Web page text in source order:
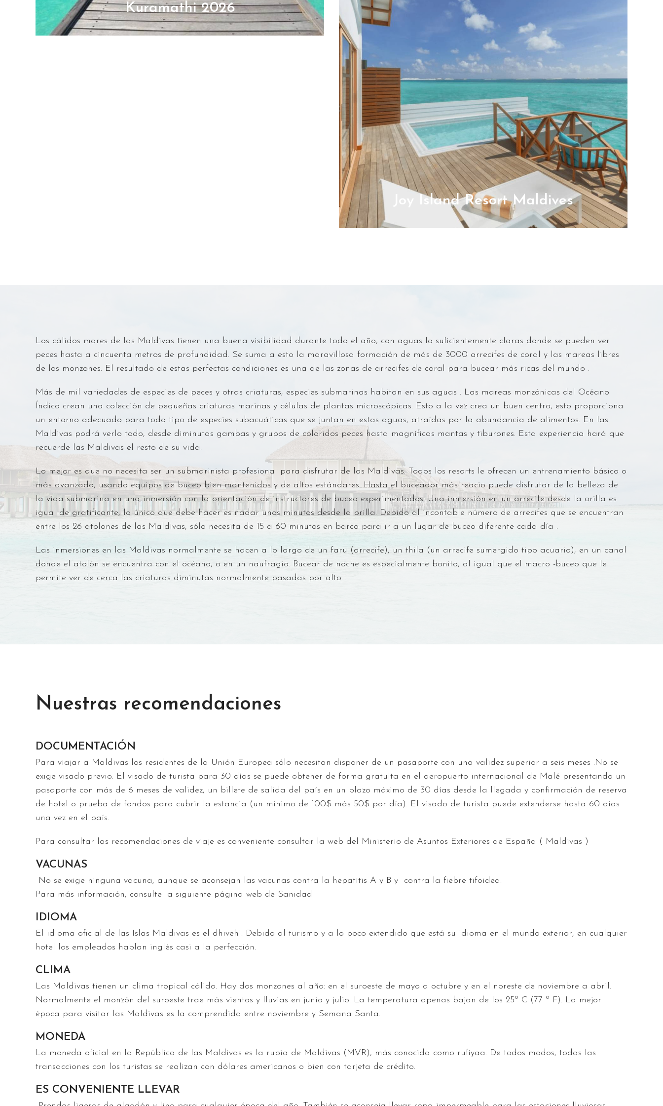
Kuramathi 2026
Joy Island Resort Maldives
Los cálidos mares de las Maldivas tienen una buena visibilidad durante todo el año, con aguas lo suficientemente claras donde se pueden ver
peces hasta a cincuenta metros de profundidad. Se suma a esto la maravillosa formación de más de 3000 arrecifes de coral y las mareas libres
de los monzones. El resultado de estas perfectas condiciones es una de las zonas de arrecifes de coral para bucear más ricas del mundo .
Más de mil variedades de especies de peces y otras criaturas, especies submarinas habitan en sus aguas . Las mareas monzónicas del Océano
Índico crean una colección de pequeñas criaturas marinas y células de plantas microscópicas. Esto a la vez crea un buen centro, esto proporciona
un entorno adecuado para todo tipo de especies subacuáticas que se juntan en estas aguas, atraídas por la abundancia de alimentos. En las
Maldivas podrá verlo todo, desde diminutas gambas y grupos de coloridos peces hasta magníficas mantas y tiburones. Esta experiencia hará que
recuerde las Maldivas el resto de su vida.
Lo mejor es que no necesita ser un submarinista profesional para disfrutar de las Maldivas. Todos los resorts le ofrecen un entrenamiento básico o
más avanzado, usando equipos de buceo bien mantenidos y de altos estándares. Hasta el buceador más reacio puede disfrutar de la belleza de
la vida submarina en una inmersión con la orientación de instructores de buceo experimentados. Una inmersión en un arrecife desde la orilla es
igual de gratificante, lo único que debe hacer es nadar unos minutos desde la orilla. Debido al incontable número de arrecifes que se encuentran
entre los 26 atolones de las Maldivas, sólo necesita de 15 a 60 minutos en barco para ir a un lugar de buceo diferente cada día .
Las inmersiones en las Maldivas normalmente se hacen a lo largo de un faru (arrecife), un thila (un arrecife sumergido tipo acuario), en un canal
donde el atolón se encuentra con el océano, o en un naufragio. Bucear de noche es especialmente bonito, al igual que el macro -buceo que le
permite ver de cerca las criaturas diminutas normalmente pasadas por alto.
Nuestras recomendaciones
DOCUMENTACIÓN
Para viajar a Maldivas los residentes de la Unión Europea sólo necesitan disponer de un pasaporte con una validez superior a seis meses .No se
exige visado previo. El visado de turista para 30 días se puede obtener de forma gratuita en el aeropuerto internacional de Malé presentando un
pasaporte con más de 6 meses de validez, un billete de salida del país en un plazo máximo de 30 días desde la llegada y confirmación de reserva
de hotel o prueba de fondos para cubrir la estancia (un mínimo de 100$ más 50$ por día). El visado de turista puede extenderse hasta 60 días
una vez en el país.
Para consultar las recomendaciones de viaje es conveniente consultar la web del Ministerio de Asuntos Exteriores de España ( Maldivas )
VACUNAS
No se exige ninguna vacuna, aunque se aconsejan las vacunas contra la hepatitis A y B y contra la fiebre tifoidea.
Para más información, consulte la siguiente página web de Sanidad
IDIOMA
El idioma oficial de las Islas Maldivas es el dhivehi. Debido al turismo y a lo poco extendido que está su idioma en el mundo exterior, en cualquier
hotel los empleados hablan inglés casi a la perfección.
CLIMA
Las Maldivas tienen un clima tropical cálido. Hay dos monzones al año: en el suroeste de mayo a octubre y en el noreste de noviembre a abril.
Normalmente el monzón del suroeste trae más vientos y lluvias en junio y julio. La temperatura apenas bajan de los 25º C (77 º F). La mejor
época para visitar las Maldivas es la comprendida entre noviembre y Semana Santa.
MONEDA
La moneda oficial en la República de las Maldivas es la rupia de Maldivas (MVR), más conocida como rufiyaa. De todos modos, todas las
transacciones con los turistas se realizan con dólares americanos o bien con tarjeta de crédito.
ES CONVENIENTE LLEVAR